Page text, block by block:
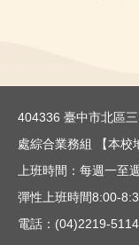
404336 臺中市北區
處綜合業務組
【本校
上班時間：每週一至
彈性上班時間8:00-
電話：(04)2219-